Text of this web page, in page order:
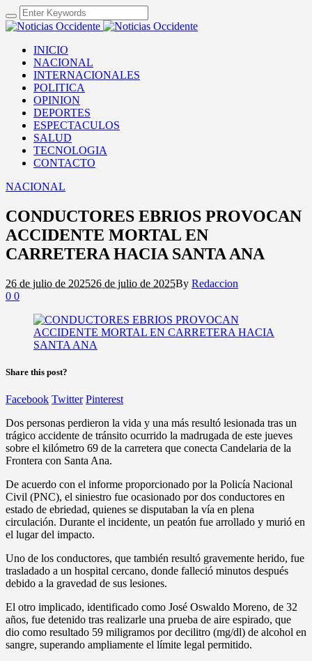
INICIO
NACIONAL
INTERNACIONALES
POLITICA
OPINION
DEPORTES
ESPECTACULOS
SALUD
TECNOLOGIA
CONTACTO
NACIONAL
CONDUCTORES EBRIOS PROVOCAN
ACCIDENTE MORTAL EN
CARRETERA HACIA SANTA ANA
26 de julio de 202526 de julio de 2025By Redaccion
0 0
Share this post?
Facebook Twitter Pinterest
Dos personas perdieron la vida y una más resultó lesionada tras un
trágico accidente de tránsito ocurrido la madrugada de este jueves
sobre el kilómetro 69 de la carretera que conecta Candelaria de la
Frontera con Santa Ana.
De acuerdo con el informe proporcionado por la Policía Nacional
Civil (PNC), el siniestro fue ocasionado por dos conductores en
estado de ebriedad, quienes se disputaban la vía en plena
circulación. Durante el incidente, un peatón fue arrollado y murió en
el lugar del impacto.
Uno de los conductores, que también resultó gravemente herido, fue
trasladado a un hospital cercano, donde falleció minutos después
debido a la gravedad de sus lesiones.
El otro implicado, identificado como José Oswaldo Moreno, de 32
años, fue detenido tras realizarle una prueba de aire espirado, que
dio como resultado 59 miligramos por decilitro (mg/dl) de alcohol en
sangre, superando ampliamente el límite legal permitido.